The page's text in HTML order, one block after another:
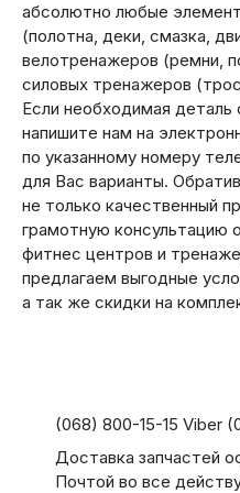
абсолютно любые
(полотна, деки, смазка,
велотренажеров (ремни,
силовых тренажеров
Если необходимая деталь
напишите нам на
по указанному номеру
для Вас варианты.
не только качественный
грамотную консультацию
фитнес центров и
предлагаем выгодные
а так же скидки на
(068) 800-15-15 Viber
Доставка запчастей
Почтой во все